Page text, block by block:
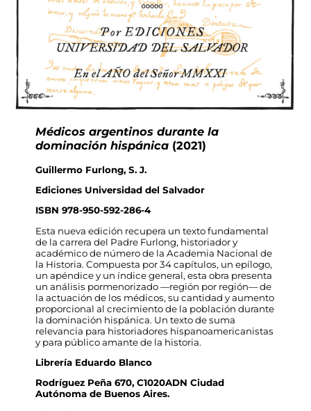
Médicos argentinos durante la
dominación hispánica(2021)
Guillermo Furlong, S. J.
Ediciones Universidad del Salvador
ISBN 978-950-592-286-4
Esta nueva edición recupera un texto fundamental
de la carrera del Padre Furlong, historiador y
académico de número de la Academia Nacional de
la Historia. Compuesta por 34 capítulos, un epílogo,
un apéndice y un índice general, esta obra presenta
un análisis pormenorizado —región por región— de
la actuación de los médicos, su cantidad y aumento
proporcional al crecimiento de la población durante
la dominación hispánica. Un texto de suma
relevancia para historiadores hispanoamericanistas
y para público amante de la historia.
Librería Eduardo Blanco
Rodríguez Peña 670, C1020ADN Ciudad
Autónoma de Buenos Aires.